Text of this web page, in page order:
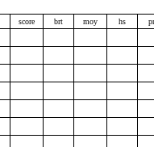
score brt moy hs